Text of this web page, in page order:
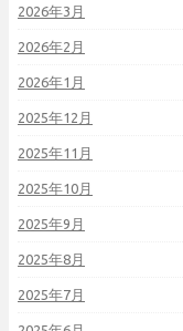
2026年3月
2026年2月
2026年1月
2025年12月
2025年11月
2025年10月
2025年9月
2025年8月
2025年7月